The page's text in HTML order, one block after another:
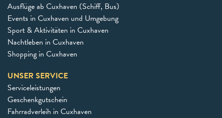
Ausflüge ab Cuxhaven (Schiff, Bus)
Events in Cuxhaven und Umgebung
Sport & Aktivitäten in Cuxhaven
Nachtleben in Cuxhaven
Shopping in Cuxhaven
UNSER SERVICE
Serviceleistungen
Geschenkgutschein
Fahrradverleih in Cuxhaven